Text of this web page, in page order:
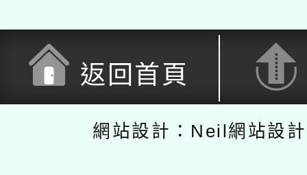
返回首頁
網站設計：Neil網站設